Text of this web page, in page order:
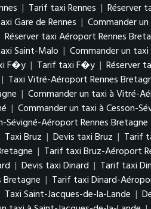
| Tarif taxi Rennes | Réserver
Gare de Rennes | Commander
Réserver taxi Aéroport Rennes
Saint-Malo | Commander un
F�y | Tarif taxi F�y | Réserver
| Taxi Vitré-Aéroport Rennes
| Commander un taxi à Vitré-
| Commander un taxi à Cesson-
Sévigné-Aéroport Rennes Bretagne
Taxi Bruz | Devis taxi Bruz | Tarif
| Tarif taxi Bruz-Aéroport
| Devis taxi Dinard | Tarif taxi
Bretagne | Tarif taxi Dinard-
Taxi Saint-Jacques-de-la-Lande |